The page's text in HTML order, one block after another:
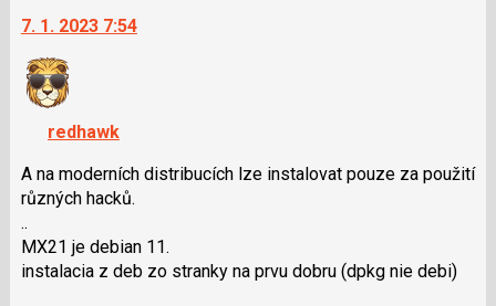
názor
další
názor.
K
navigaci
použít
i
N
pro
7. 1. 2023 7:54
redhawk
A na moderních distribucích lze instalovat pouze za použití
různých hacků.
..
MX21 je debian 11.
instalacia z deb zo stranky na prvu dobru (dpkg nie debi)